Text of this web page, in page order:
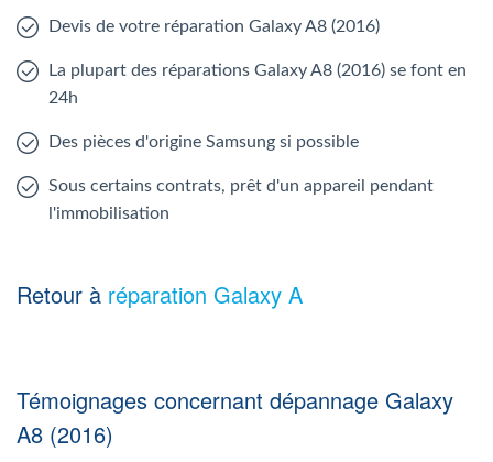
Devis de votre réparation Galaxy A8 (2016)
La plupart des réparations Galaxy A8 (2016) se font en
24h
Des pièces d'origine Samsung si possible
Sous certains contrats, prêt d'un appareil pendant
l'immobilisation
Retour à réparation Galaxy A
Témoignages concernant dépannage Galaxy
A8 (2016)